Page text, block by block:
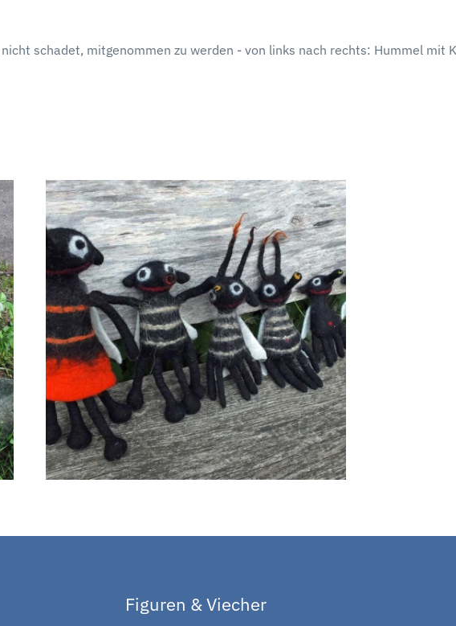
schadet, mitgenommen zu werden - von links nach rechts: Hummel mit
Figuren & Viecher